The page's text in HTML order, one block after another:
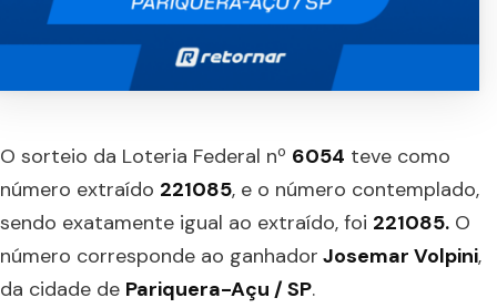
O sorteio da Loteria Federal nº 6054 teve como
número extraído 221085, e o número contemplado,
sendo exatamente igual ao extraído, foi 221085. O
número corresponde ao ganhador Josemar Volpini,
da cidade de Pariquera-Açu / SP.